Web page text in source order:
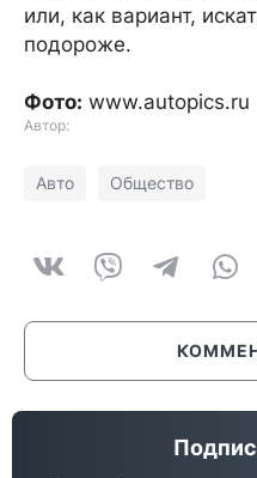
или, как вариант,
подороже.
Фото: www.autopics.ru
Автор:
Авто Общество